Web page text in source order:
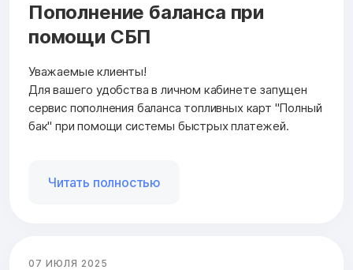
Пополнение баланса при
помощи СБП
Уважаемые клиенты!
Для вашего удобства в личном кабинете запущен
сервис пополнения баланса топливных карт "Полный
бак" при помощи системы быстрых платежей.
Читать полностью
07 ИЮЛЯ 2025